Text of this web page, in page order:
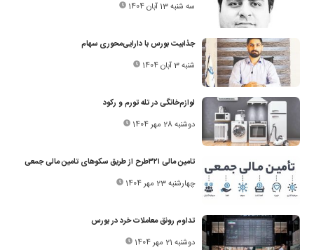
سه شنبه 13 آبان 1404
جذابیت بورس با دارایی‌محوری سهام
شنبه 3 آبان 1404
لوازم‌خانگی در تله تورم و رکود
دوشنبه 28 مهر 1404
تامین مالی ۳۲۱طرح از طریق سکوهای تامین مالی جمعی
چهارشنبه 23 مهر 1404
تداوم رونق معاملات خرد در بورس
دوشنبه 21 مهر 1404